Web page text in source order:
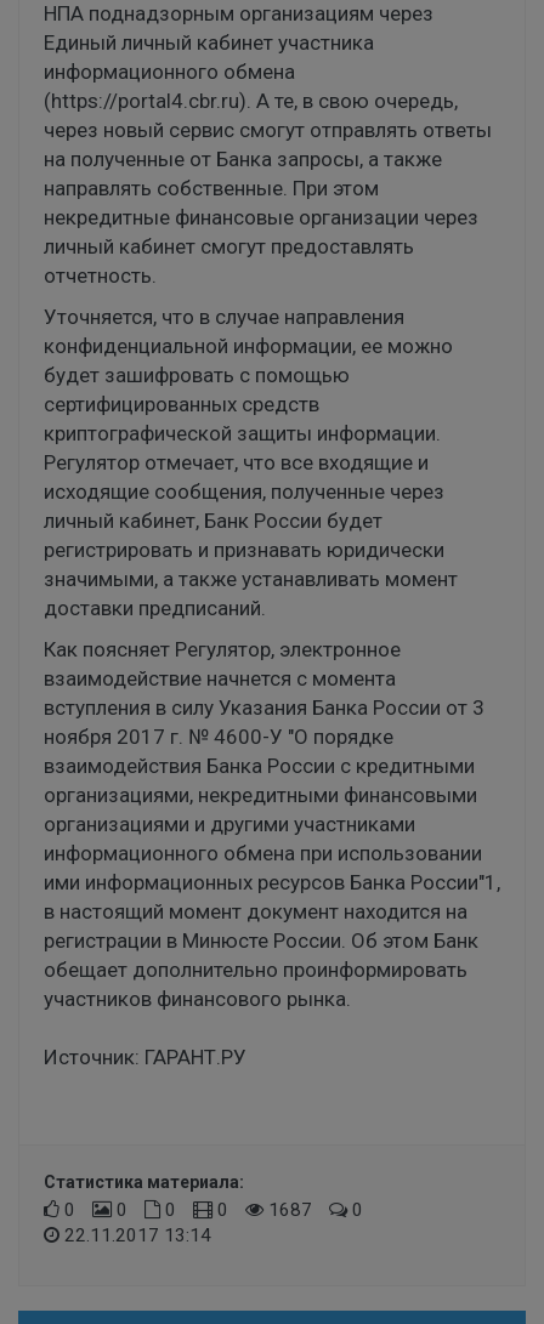
НПА поднадзорным организациям через
Единый личный кабинет участника
информационного обмена
(https://portal4.cbr.ru). А те, в свою очередь,
через новый сервис смогут отправлять ответы
на полученные от Банка запросы, а также
направлять собственные. При этом
некредитные финансовые организации через
личный кабинет смогут предоставлять
отчетность.
Уточняется, что в случае направления
конфиденциальной информации, ее можно
будет зашифровать с помощью
сертифицированных средств
криптографической защиты информации.
Регулятор отмечает, что все входящие и
исходящие сообщения, полученные через
личный кабинет, Банк России будет
регистрировать и признавать юридически
значимыми, а также устанавливать момент
доставки предписаний.
Как поясняет Регулятор, электронное
взаимодействие начнется с момента
вступления в силу Указания Банка России от 3
ноября 2017 г. № 4600-У "О порядке
взаимодействия Банка России с кредитными
организациями, некредитными финансовыми
организациями и другими участниками
информационного обмена при использовании
ими информационных ресурсов Банка России"1,
в настоящий момент документ находится на
регистрации в Минюсте России. Об этом Банк
обещает дополнительно проинформировать
участников финансового рынка.
Источник: ГАРАНТ.РУ
Статистика материала:
0 0 0 0 1687
0
22.11.2017 13:14